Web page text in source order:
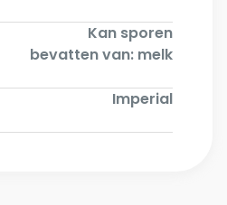
Kan sporen
bevatten van: melk
Imperial